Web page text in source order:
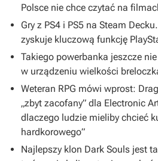
Polsce nie chce czytać na
Gry z PS4 i PS5 na Steam
zyskuje kluczową funkcję
Takiego powerbanka jeszcze
w urządzeniu wielkości
Weteran RPG mówi wprost:
„zbyt zacofany” dla Electronic
dlaczego ludzie mieliby chcieć
hardkorowego”
Najlepszy klon Dark Souls jest